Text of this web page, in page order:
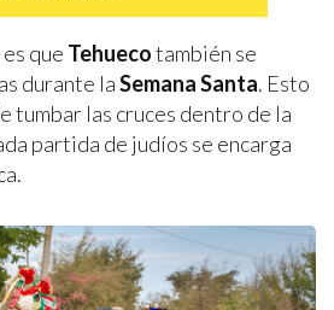
que Tehuecotambién se
durante laSemana Santa. Esto
tumbar las cruces dentro de la
partida de judíos se encarga